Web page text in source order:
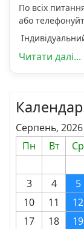
По всіх
або
Читати далі...
Серпень, 2026
Пн
Вт Ср
3
4 5
10
11 12
17
18 19